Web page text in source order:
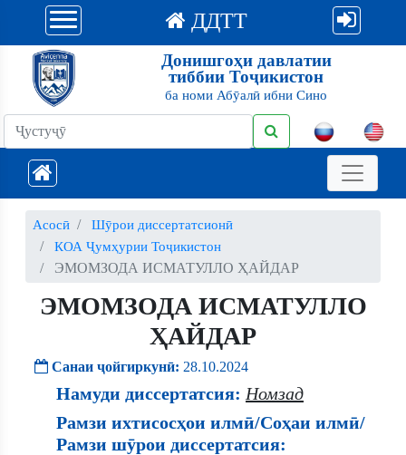
ДДТТ
Донишгоҳи давлатии
тиббии Тоҷикистон
ба номи Абӯалӣ ибни Сино
Асосӣ
Шӯрои диссертатсионӣ
КОА Ҷумҳурии Тоҷикистон
ЭМОМЗОДА ИСМАТУЛЛО ҲАЙДАР
ЭМОМЗОДА ИСМАТУЛЛО
ҲАЙДАР
Санаи ҷойгиркунӣ: 28.10.2024
Намуди диссертатсия: Номзад
Рамзи ихтисосҳои илмӣ/Соҳаи илмӣ/
Рамзи шӯрои диссертатсия: